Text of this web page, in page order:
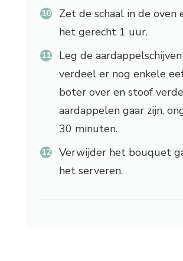
Zet de schaal in de oven
het gerecht 1 uur.
Leg de
verdeel er nog enkele
boter over en stoof
aardappelen gaar zijn,
30 minuten.
Verwijder het bouquet
het serveren.